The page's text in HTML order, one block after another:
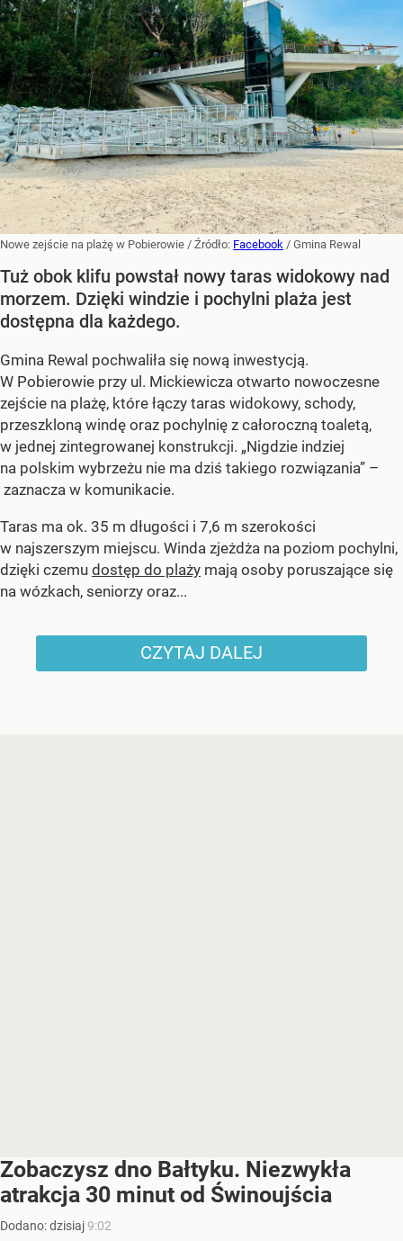
Nowe zejście na plażę w Pobierowie / Źródło: Facebook / Gmina Rewal
Tuż obok klifu powstał nowy taras widokowy nad
morzem. Dzięki windzie i pochylni plaża jest
dostępna dla każdego.
Gmina Rewal pochwaliła się nową inwestycją.
W Pobierowie przy ul. Mickiewicza otwarto nowoczesne
zejście na plażę, które łączy taras widokowy, schody,
przeszkloną windę oraz pochylnię z całoroczną toaletą,
w jednej zintegrowanej konstrukcji. „Nigdzie indziej
na polskim wybrzeżu nie ma dziś takiego rozwiązania” –
zaznacza w komunikacie.
Taras ma ok. 35 m długości i 7,6 m szerokości
w najszerszym miejscu. Winda zjeżdża na poziom pochylni,
dzięki czemu dostęp do plaży mają osoby poruszające się
na wózkach, seniorzy oraz...
CZYTAJ DALEJ
Zobaczysz dno Bałtyku. Niezwykła
atrakcja 30 minut od Świnoujścia
Dodano:dzisiaj9:02